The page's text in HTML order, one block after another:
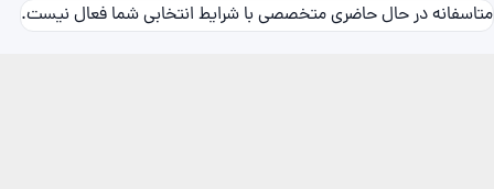
متاسفانه در حال حاضری متخصصی با شرایط انتخابی شما فعال نیست.